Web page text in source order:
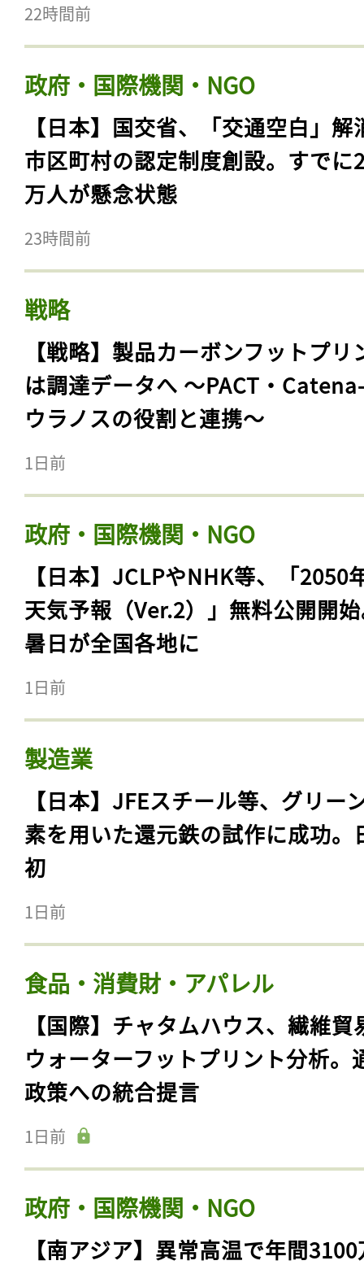
22時間前
政府・国際機関・NGO
【日本】国交省、「交通空白」解
市区町村の認定制度創設。すでに
万人が懸念状態
23時間前
戦略
【戦略】製品カーボンフットプリ
は調達データへ 〜PACT・
ウラノスの役割と連携〜
1日前
政府・国際機関・NGO
【日本】JCLPやNHK等、「2050
天気予報（Ver.2）」無料公開開
暑日が全国各地に
1日前
製造業
【日本】JFEスチール等、グリー
素を用いた還元鉄の試作に成功。
初
1日前
食品・消費財・アパレル
【国際】チャタムハウス、繊維貿
ウォーターフットプリント分析。
政策への統合提言
1日前
政府・国際機関・NGO
【南アジア】異常高温で年間